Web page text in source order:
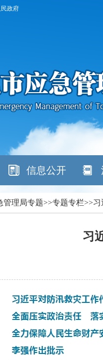
政府
信息公开
理局专题>>专题专栏>>
习